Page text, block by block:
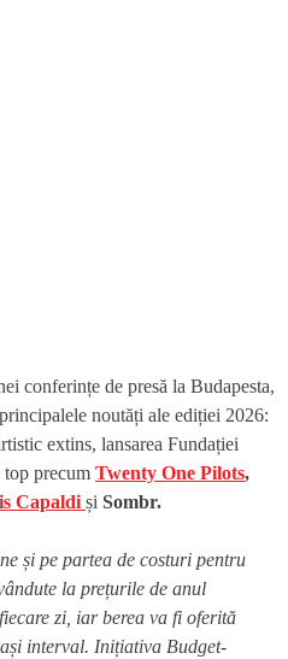
conferințe de presă la Budapesta,
noutăți ale ediției 2026:
extins, lansarea Fundației
precum Twenty One Pilots,
Capaldi și Sombr.
și pe partea de costuri pentru
la prețurile de anul
zi, iar berea va fi oferită
interval. Inițiativa Budget-